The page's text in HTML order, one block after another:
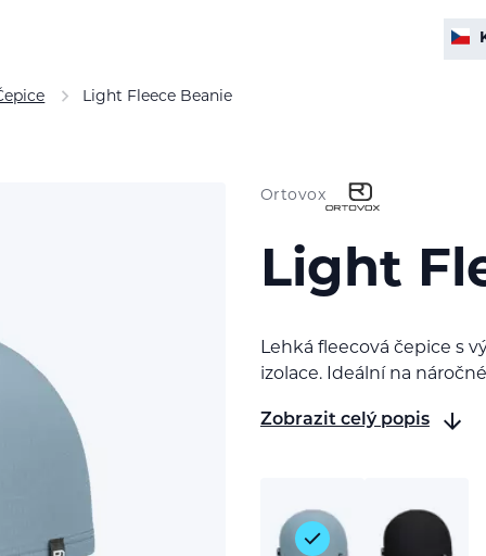
Light Fleece Beanie
Ortovox
Light
Lehká fleecová čepice s
izolace. Ideální na
Zobrazit celý popis